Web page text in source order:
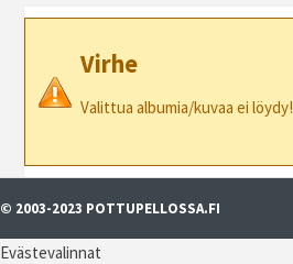
Virhe
Valittua albumia/kuvaa ei löydy!
© 2003-2023 POTTUPELLOSSA.FI
Evästevalinnat